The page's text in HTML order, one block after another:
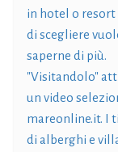
in hotel o resort
di scegliere
saperne di più.
"Visitandolo"
un video
mareonline.it. I
di alberghi e